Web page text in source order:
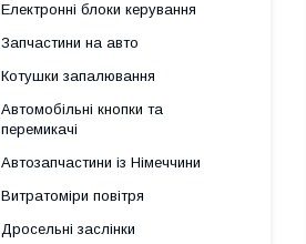
Електронні блоки керування
Запчастини на авто
Котушки запалювання
Автомобільні кнопки та
перемикачі
Автозапчастини із Німеччини
Витратоміри повітря
Дросельні заслінки